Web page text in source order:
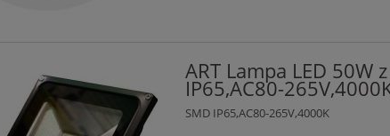
ART Lampa LED 50W
IP65,AC80-
SMD IP65,AC80-265V,4000K